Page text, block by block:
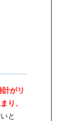
がリ
り、
と